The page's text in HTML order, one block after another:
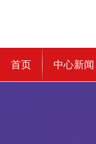
首页 中心新闻